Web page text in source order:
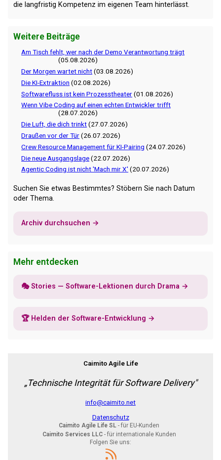
die langfristig Kompetenz im eigenen Team hinterlässt.
Weitere Beiträge
Am Tisch fehlt, wer nach der Demo Verantwortung trägt
(05.08.2026)
Der Morgen wartet nicht(03.08.2026)
Die KI-Extraktion (02.08.2026)
Softwarefluss ist kein Prozesstheater(01.08.2026)
Wenn Vibe Coding auf einen echten Entwickler trifft
(28.07.2026)
Die Luft, die dich trinkt(27.07.2026)
Draußen vor der Tür(26.07.2026)
Crew Resource Management für KI-Pairing (24.07.2026)
Die neue Ausgangslage(22.07.2026)
Agentic Coding ist nicht 'Mach mir X' (20.07.2026)
Suchen Sie etwas Bestimmtes? Stöbern Sie nach Datum
oder Thema.
Archiv durchsuchen →
Mehr entdecken
🎭 Stories — Software-Lektionen durch Drama →
🏆 Helden der Software-Entwicklung →
Caimito Agile Life
„Technische Integrität für Software Delivery"
info@caimito.net
Datenschutz
Caimito Agile Life SL - für EU-Kunden
Caimito Services LLC- für internationale Kunden
Folgen Sie uns: